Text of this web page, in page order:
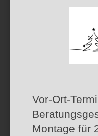
Vor-Ort-
Montage für